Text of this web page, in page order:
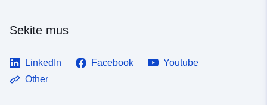
Sekite mus
LinkedIn Facebook
Youtube
Other